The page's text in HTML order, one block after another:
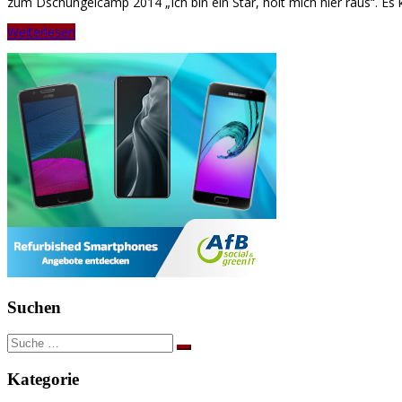
Weiterlesen
Suchen
Suche
nach:
Kategorie